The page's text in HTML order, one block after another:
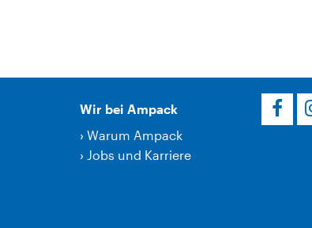
Wir bei Ampack
› Warum Ampack
› Jobs und Karriere